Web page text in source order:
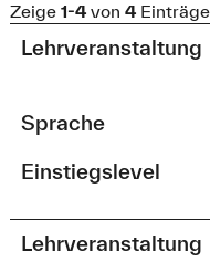
Zeige 1-4von 4
Lehrveranstaltung
Sprache
Einstiegslevel
Lehrveranstaltung